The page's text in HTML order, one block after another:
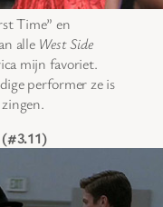
Time” en
alle West Side
mijn favoriet.
performer ze is